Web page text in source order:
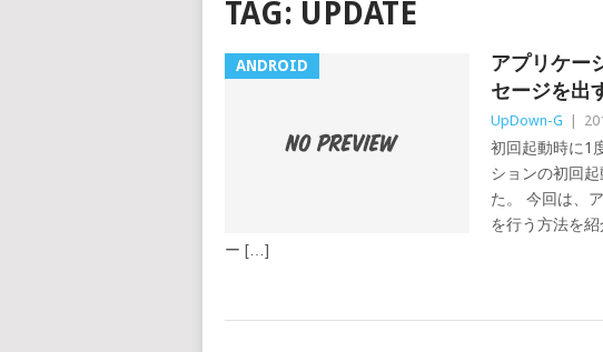
TAG: UPDATE
ANDROID
アプリケー
セージを出
UpDown-G
初回起動時に1
ションの初回
た。 今回は、
を行う方法を
ー […]